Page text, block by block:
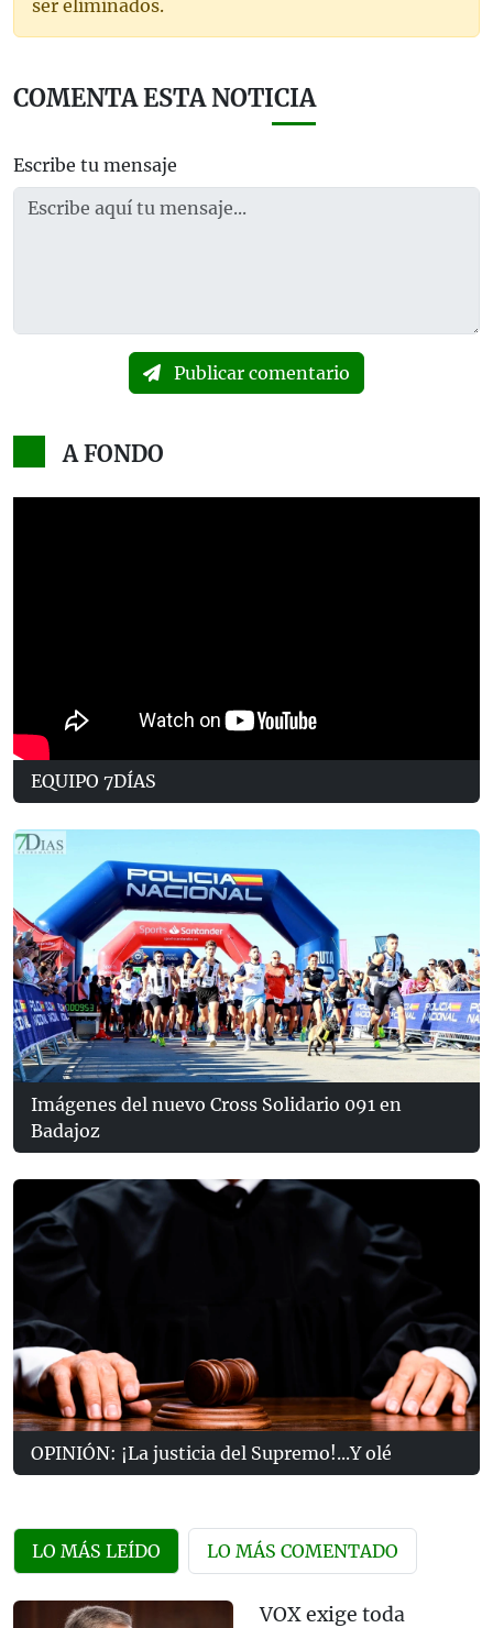
ser eliminados.
COMENTA ESTA NOTICIA
Escribe tu mensaje
Publicar comentario
A FONDO
EQUIPO 7DÍAS
Imágenes del nuevo Cross Solidario 091 en
Badajoz
OPINIÓN: ¡La justicia del Supremo!...Y olé
LO MÁS LEÍDO LO MÁS COMENTADO
VOX exige toda